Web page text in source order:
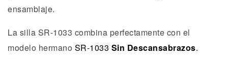
ensamblaje.
La silla SR-1033 combina perfectamente con el
modelo hermano SR-1033 Sin Descansabrazos.